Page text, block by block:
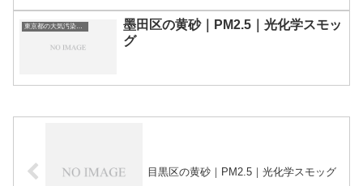
東京都の大気汚染・PM2.5・黄砂・エアロゾルの数値
墨田区の黄砂｜PM2.5｜光化学スモッ
グ
目黒区の黄砂｜PM2.5｜光化学スモッグ